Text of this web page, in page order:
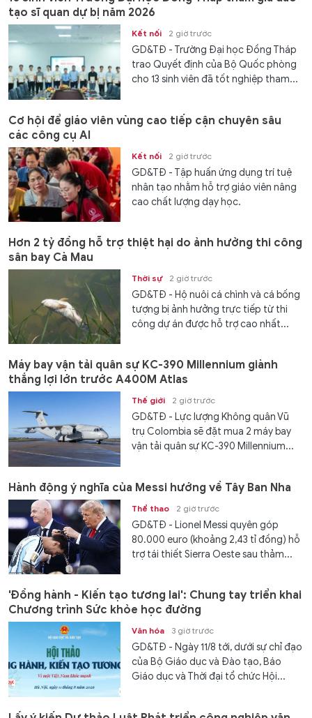
tạo sĩ quan dự bị năm 2026
Kết nối 2 giờ trước
GD&TĐ - Trường Đại học Đồng Tháp
trao Quyết định của Bộ Quốc phòng
cho 13 sinh viên đã tốt nghiệp tham...
Cơ hội để giáo viên vùng cao tiếp cận chuyên sâu
các công cụ AI
Kết nối 2 giờ trước
GD&TĐ - Tập huấn ứng dụng trí tuệ
nhân tạo nhằm hỗ trợ giáo viên nâng
cao chất lượng dạy học.
Hơn 2 tỷ đồng hỗ trợ thiệt hại do ảnh hưởng thi công
sân bay Cà Mau
Thời sự 2 giờ trước
GD&TĐ - Hộ nuôi cá chình và cá bống
tượng bị ảnh hưởng trực tiếp từ thi
công dự án được hỗ trợ cao nhất...
Máy bay vận tải quân sự KC-390 Millennium giành
thắng lợi lớn trước A400M Atlas
Thế giới 2 giờ trước
GD&TĐ - Lực lượng Không quân Vũ
trụ Colombia sẽ đặt mua 2 máy bay
vận tải quân sự KC-390 Millennium...
Hành động ý nghĩa của Messi hướng về Tây Ban Nha
Thể thao 2 giờ trước
GD&TĐ - Lionel Messi quyên góp
80.000 euro (khoảng 2,43 tỉ đồng) hỗ
trợ tái thiết Sierra Oeste sau thảm...
'Đồng hành - Kiến tạo tương lai': Chung tay triển khai
Chương trình Sức khỏe học đường
Văn hóa 3 giờ trước
GD&TĐ - Ngày 11/8 tới, dưới sự chỉ đạo
của Bộ Giáo dục và Đào tạo, Báo
Giáo dục và Thời đại tổ chức Hội...